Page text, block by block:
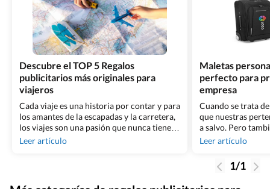
Descubre el TOP 5 Regalos
publicitarios más originales para
viajeros
Cada viaje es una historia por contar y para
los amantes de la escapadas y la carretera,
los viajes son una pasión que nunca tiene
fin. Cuando se trata de ideas de regalos
Leer artículo
Maletas
perfecto para
empresa
Cuando se trata
que nuestras
a salvo. Pero
de mostrar tu
todo lo que
personalizadas
Leer artículo
1/1